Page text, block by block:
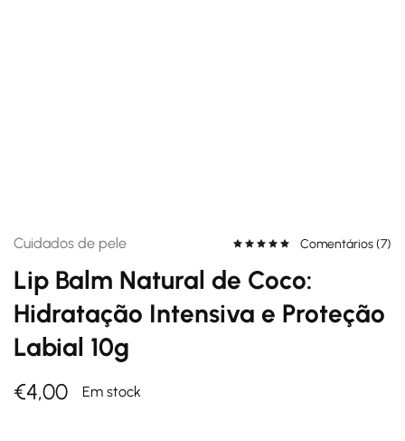
Cuidados de pele Comentários (7)
Lip Balm Natural de Coco:
Hidratação Intensiva e Proteção
Labial 10g
€4,00 Em stock